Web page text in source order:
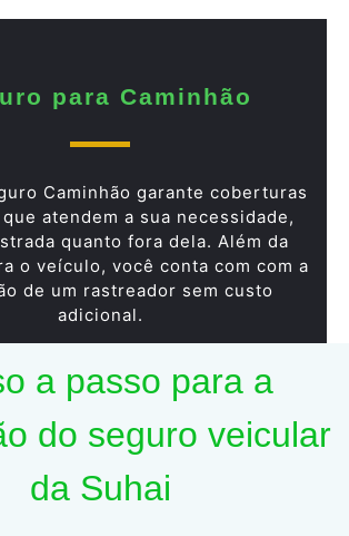
para Caminhão
Caminhão garante coberturas
atendem a sua necessidade,
quanto fora dela. Além da
o veículo, você conta com com a
de um rastreador sem custo
adicional.
a passo para a
do seguro veicular
da Suhai